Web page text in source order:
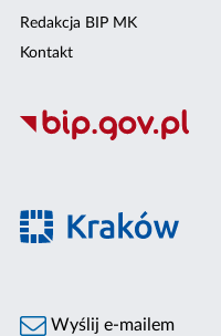
Redakcja BIP MK
Kontakt
Wyślij e-mailem